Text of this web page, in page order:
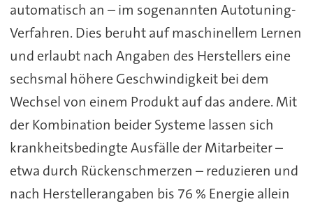
automatisch an – im sogenannten Autotuning-
Verfahren. Dies beruht auf maschinellem Lernen
und erlaubt nach Angaben des Herstellers eine
sechsmal höhere Geschwindigkeit bei dem
Wechsel von einem Produkt auf das andere. Mit
der Kombination beider Systeme lassen sich
krankheitsbedingte Ausfälle der Mitarbeiter –
etwa durch Rückenschmerzen – reduzieren und
nach Herstellerangaben bis 76 % Energie allein